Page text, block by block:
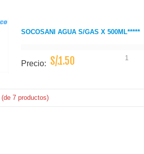
SOCOSANI AGUA S/GAS X 500ML*****
Precio: S/.1.50 1
(de 7 productos)